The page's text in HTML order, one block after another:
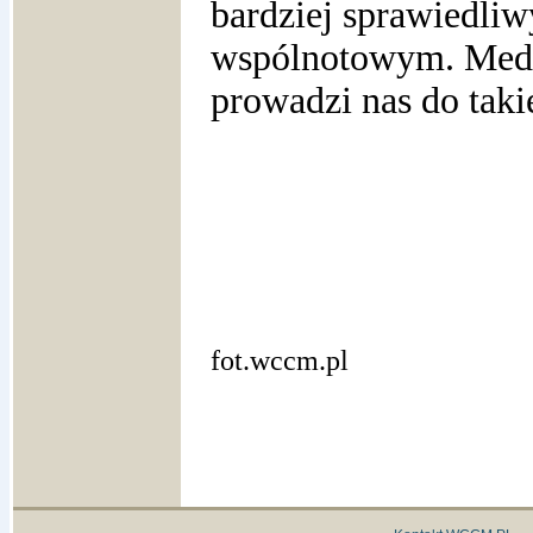
bardziej
wspólnotowym.
prowadzi nas do
fot.wccm.pl